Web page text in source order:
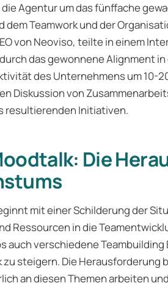
Agentur um das fünffache
dem Teamwork und der
von Neoviso, teilte in einem
das gewonnene Alignment
des Unternehmens um 10-
Diskussion von
resultierenden Initiativen.
Die
mit einer Schilderung der
Ressourcen in die
auch verschiedene
zu steigern. Die Herausforderung
an diesen Themen arbeiten